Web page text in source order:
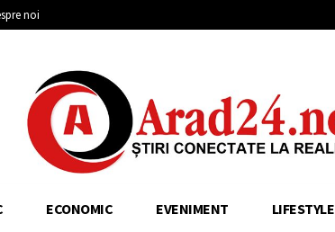
noi
ECONOMIC EVENIMENT LIFESTYLE